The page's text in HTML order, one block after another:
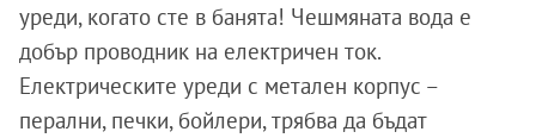
уреди, когато сте в банята! Чешмяната вода е
добър проводник на електричен ток.
Електрическите уреди с метален корпус –
перални, печки, бойлери, трябва да бъдат